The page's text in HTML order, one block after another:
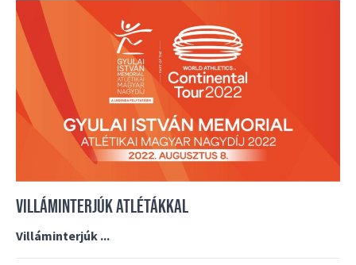
VILLÁMINTERJÚK ATLÉTÁKKAL
Villáminterjúk ...